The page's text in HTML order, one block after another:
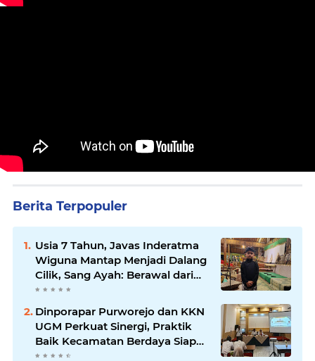
Berita Terpopuler
Usia 7 Tahun, Javas Inderatma
Wiguna Mantap Menjadi Dalang
Cilik, Sang Ayah: Berawal dari
Menonton Wayang di YouTube
Dinporapar Purworejo dan KKN
UGM Perkuat Sinergi, Praktik
Baik Kecamatan Berdaya Siap
Direplikasi